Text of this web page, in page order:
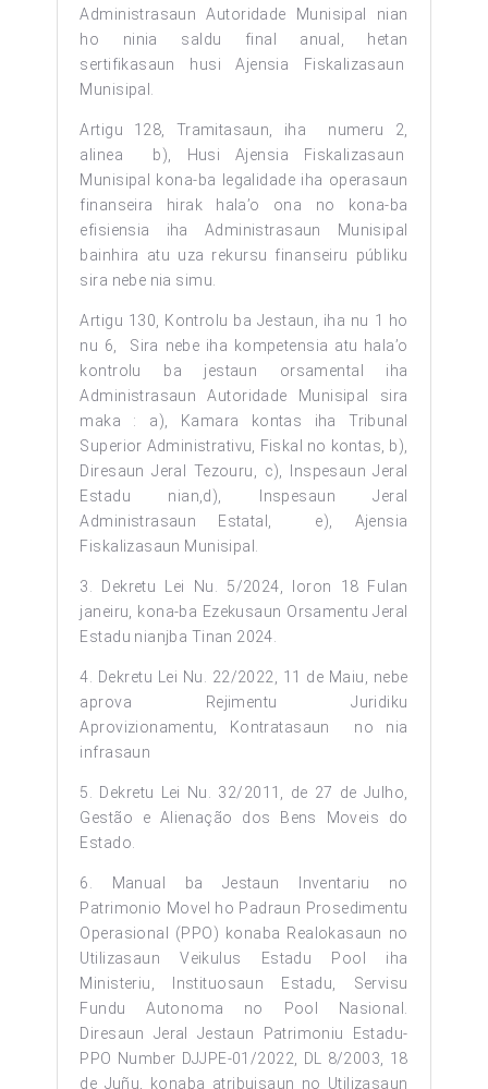
Administrasaun Autoridade Munisipal nian
ho ninia saldu final anual, hetan
sertifikasaun husi Ajensia Fiskalizasaun
Munisipal.
Artigu 128, Tramitasaun, iha numeru 2,
alinea b), Husi Ajensia Fiskalizasaun
Munisipal kona-ba legalidade iha operasaun
finanseira hirak hala’o ona no kona-ba
efisiensia iha Administrasaun Munisipal
bainhira atu uza rekursu finanseiru públiku
sira nebe nia simu.
Artigu 130, Kontrolu ba Jestaun, iha nu 1 ho
nu 6, Sira nebe iha kompetensia atu hala’o
kontrolu ba jestaun orsamental iha
Administrasaun Autoridade Munisipal sira
maka : a), Kamara kontas iha Tribunal
Superior Administrativu, Fiskal no kontas, b),
Diresaun Jeral Tezouru, c), Inspesaun Jeral
Estadu nian,d), Inspesaun Jeral
Administrasaun Estatal, e), Ajensia
Fiskalizasaun Munisipal.
3. Dekretu Lei Nu. 5/2024, loron 18 Fulan
janeiru, kona-ba Ezekusaun Orsamentu Jeral
Estadu nianjba Tinan 2024.
4. Dekretu Lei Nu. 22/2022, 11 de Maiu, nebe
aprova Rejimentu Juridiku
Aprovizionamentu, Kontratasaun no nia
infrasaun
5. Dekretu Lei Nu. 32/2011, de 27 de Julho,
Gestão e Alienação dos Bens Moveis do
Estado.
6. Manual ba Jestaun Inventariu no
Patrimonio Movel ho Padraun Prosedimentu
Operasional (PPO) konaba Realokasaun no
Utilizasaun Veikulus Estadu Pool iha
Ministeriu, Instituosaun Estadu, Servisu
Fundu Autonoma no Pool Nasional.
Diresaun Jeral Jestaun Patrimoniu Estadu-
PPO Number DJJPE-01/2022, DL 8/2003, 18
de Juñu, konaba atribuisaun no Utilizasaun